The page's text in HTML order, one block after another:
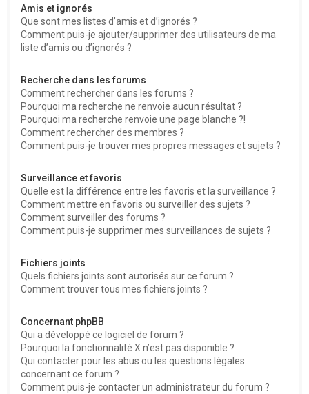
Amis et ignorés
Que sont mes listes d’amis et d’ignorés ?
Comment puis-je ajouter/supprimer des utilisateurs de ma
liste d’amis ou d’ignorés ?
Recherche dans les forums
Comment rechercher dans les forums ?
Pourquoi ma recherche ne renvoie aucun résultat ?
Pourquoi ma recherche renvoie une page blanche ?!
Comment rechercher des membres ?
Comment puis-je trouver mes propres messages et sujets ?
Surveillance et favoris
Quelle est la différence entre les favoris et la surveillance ?
Comment mettre en favoris ou surveiller des sujets ?
Comment surveiller des forums ?
Comment puis-je supprimer mes surveillances de sujets ?
Fichiers joints
Quels fichiers joints sont autorisés sur ce forum ?
Comment trouver tous mes fichiers joints ?
Concernant phpBB
Qui a développé ce logiciel de forum ?
Pourquoi la fonctionnalité X n’est pas disponible ?
Qui contacter pour les abus ou les questions légales
concernant ce forum ?
Comment puis-je contacter un administrateur du forum ?